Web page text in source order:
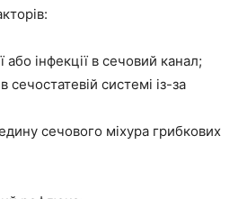
або інфекції в сечовий канал;
системі із-за
сечового міхура грибкових